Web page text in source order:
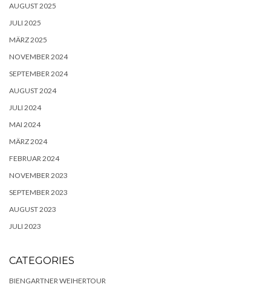
AUGUST 2025
JULI 2025
MÄRZ 2025
NOVEMBER 2024
SEPTEMBER 2024
AUGUST 2024
JULI 2024
MAI 2024
MÄRZ 2024
FEBRUAR 2024
NOVEMBER 2023
SEPTEMBER 2023
AUGUST 2023
JULI 2023
CATEGORIES
BIENGARTNER WEIHERTOUR